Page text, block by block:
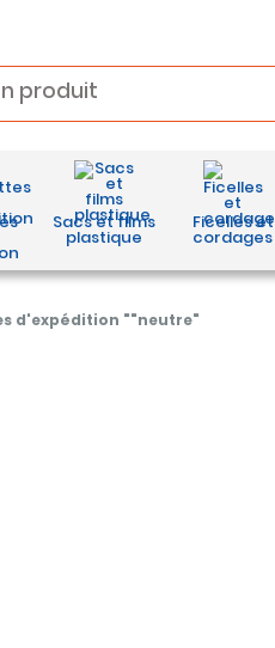
Sacs et films
plastique
Ficelles et
cordages
d'expédition ""neutre"